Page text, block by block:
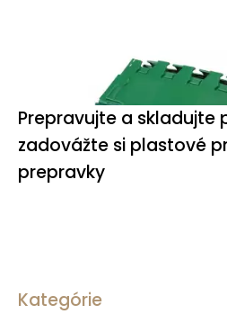
Prepravujte a skladujte
zadovážte si plastové
prepravky
Kategórie